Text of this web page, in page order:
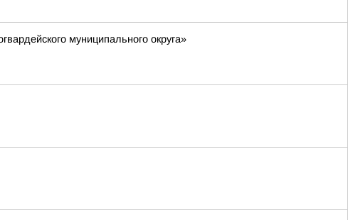
муниципального округа»